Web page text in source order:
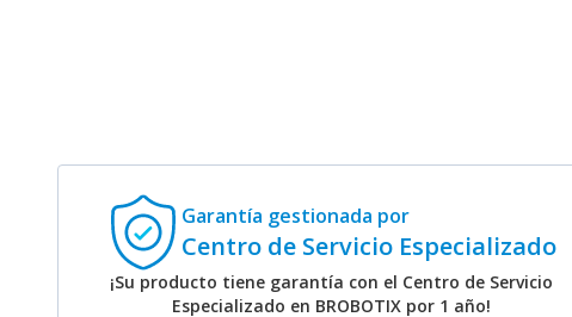
Garantía gestionada por
Centro de Servicio Especializado
¡Su producto tiene garantía con el Centro de Servicio
Especializado en BROBOTIX por 1 año!